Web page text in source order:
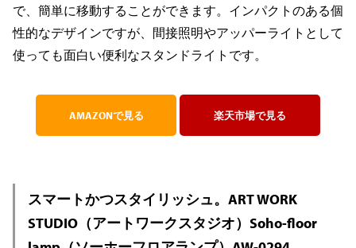
で、簡単に移動することができます。インパクトのある個
性的なデザインですが、間接照明やアッパーライトとして
使っても面白い便利なスタンドライトです。
AMAZONで見る 楽天市場で見る
スマートかつスタイリッシュ。ART WORK
STUDIO（アートワークスタジオ）Soho-floor